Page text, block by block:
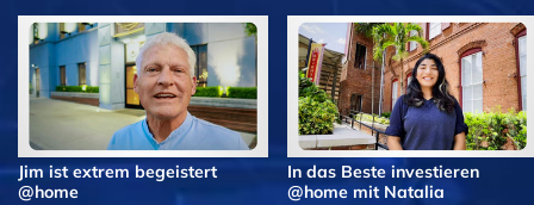
Jim ist extrem begeistert
@home
In das Beste investieren
@home mit Natalia